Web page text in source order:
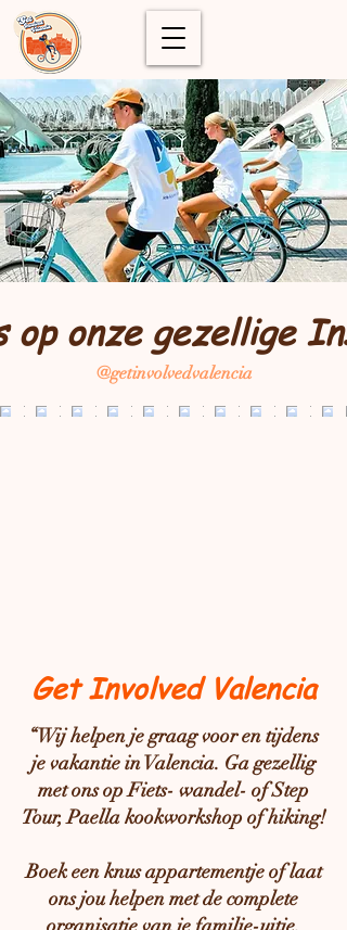
op onze gezellige
@getinvolvedvalencia
Get Involved Valencia
“Wij helpen je graag voor en tijdens
je vakantie in Valencia. Ga gezellig
met ons op Fiets- wandel- of Step
Tour, Paella kookworkshop of hiking!
Boek een knus appartementje of laat
ons jou helpen met de complete